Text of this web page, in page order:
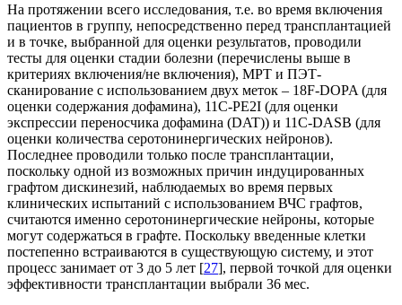
На протяжении всего исследования, т.е. во время включения
пациентов в группу, непосредственно перед трансплантацией
и в точке, выбранной для оценки результатов, проводили
тесты для оценки стадии болезни (перечислены выше в
критериях включения/не включения), МРТ и ПЭТ-
сканирование с использованием двух меток – 18F-DOPA (для
оценки содержания дофамина), 11С-PE2I (для оценки
экспрессии переносчика дофамина (DAT)) и 11С-DASB (для
оценки количества серотонинергических нейронов).
Последнее проводили только после трансплантации,
поскольку одной из возможных причин индуцированных
графтом дискинезий, наблюдаемых во время первых
клинических испытаний с использованием ВЧС графтов,
считаются именно серотонинергические нейроны, которые
могут содержаться в графте. Поскольку введенные клетки
постепенно встраиваются в существующую систему, и этот
процесс занимает от 3 до 5 лет [27], первой точкой для оценки
эффективности трансплантации выбрали 36 мес.